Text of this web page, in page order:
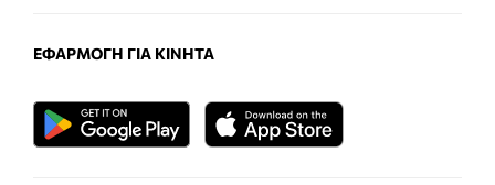
ΕΦΑΡΜΟΓΉ ΓΙΑ ΚΙΝΗΤΆ